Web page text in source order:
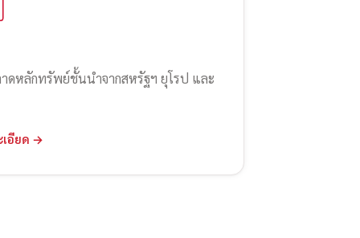
ดหลักทรัพย์ชั้นนำจากสหรัฐฯ ยุโรป และ
เอียด →